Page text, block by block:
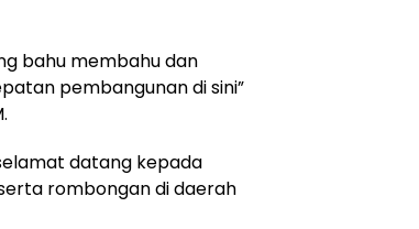
bahu membahu dan
pembangunan di sini”
datang kepada
rombongan di daerah